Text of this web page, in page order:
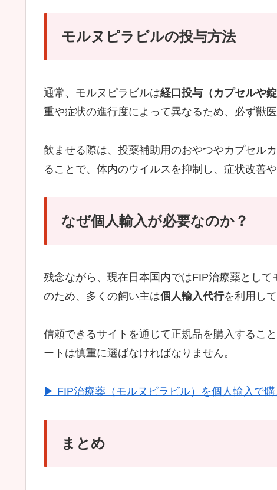
モルヌピラビルの投与方法
通常、モルヌピラビルは経口投与（カプセルや
重や症状の進行度によって異なるため、必ず獣
飲ませる際は、投薬補助用のおやつやカプセル
ることで、体内のウイルスを抑制し、症状改善
なぜ個人輸入が必要なのか？
残念ながら、現在日本国内ではFIP治療薬とし
のため、多くの飼い主は個人輸入代行を利用し
信頼できるサイトを通じて正規品を購入するこ
ートは慎重に選ばなければなりません。
▶ FIP治療薬（モルヌピラビル）を個人輸入で
まとめ